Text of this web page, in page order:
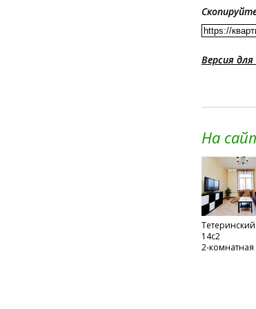
Версия
На
14с2
2-комнатная